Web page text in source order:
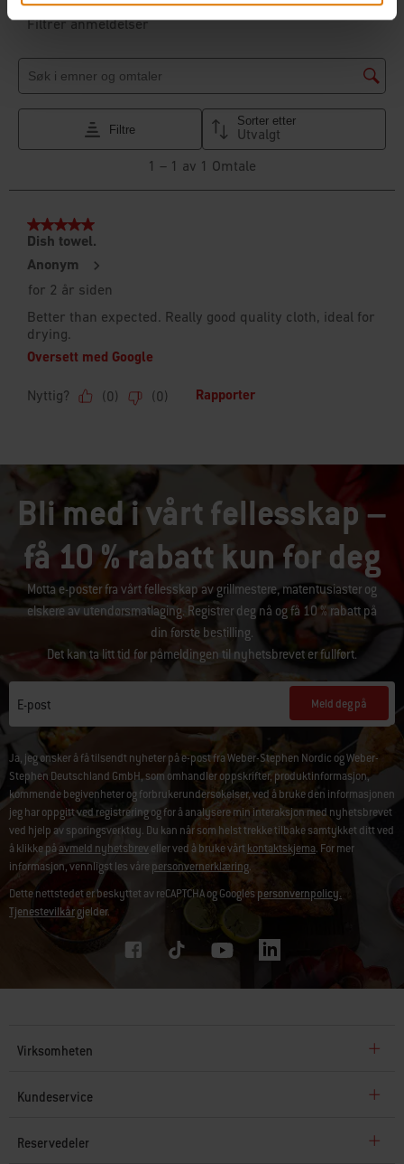
Bli med i vårt fellesskap –
få 10 % rabatt kun for deg
Motta e-poster fra vårt fellesskap av grillmestere, matentusiaster og
elskere av utendørsmatlaging. Registrer deg nå og få 10 % rabatt på
din første bestilling.
Det kan ta litt tid før påmeldingen til nyhetsbrevet er fullført.
E-post Meld deg på
Ja, jeg ønsker å få tilsendt nyheter på e-post fra Weber-Stephen Nordic og Weber-
Stephen Deutschland GmbH, som omhandler oppskrifter, produktinformasjon,
kommende begivenheter og forbrukerundersøkelser, ved å bruke den informasjonen
jeg har oppgitt ved registrering og for å analysere min interaksjon med nyhetsbrevet
ved hjelp av sporingsverktøy. Du kan når som helst trekke tilbake samtykket ditt ved
å klikke påavmeld nyhetsbreveller ved å bruke vårtkontaktskjema. For mer
informasjon, vennligst les vårepersonvernerklæring.
Dette nettstedet er beskyttet av reCAPTCHA og Googlespersonvernpolicy.
Tjenestevilkårgjelder.
Virksomheten
Kundeservice
Reservedeler